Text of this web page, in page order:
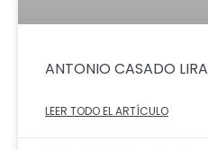
ANTONIO CASADO LIRA
LEER TODO EL ARTÍCULO